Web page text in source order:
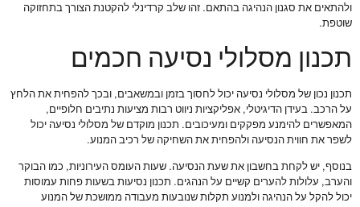
ולהתאים את סגנון הנהיגה בהתאם. זהו שלב קרדינלי להקטנת הצורך בתחזוקה
שוטפת.
תכנון מסלולי נסיעה חכמים
תכנון נכון של מסלולי נסיעה יכול לחסוך בזמן ובמשאבים, ובכך להפחית את הלחץ
על הרכב. בעידן הדיגיטלי, אפליקציות ניווט רבות מציעות נתיבים חלופיים,
המאפשרים להימנע מפקקים ומעיכובים. תכנון מוקדם של מסלולי נסיעה יכול
לשפר את חווית הנסיעה ולהפחית את השחיקה של רכיב המנוע.
בנוסף, יש לקחת בחשבון את שעת הנסיעה. שעות העומס העירוניות, כמו הבוקר
והערב, עלולות להערים קשיים על הנהגים. תכנון נסיעות בשעות פחות עמוסות
יכול להקל על הנהיגה ולמנוע תקלות שנובעות מעבודה ממושכת של המנוע